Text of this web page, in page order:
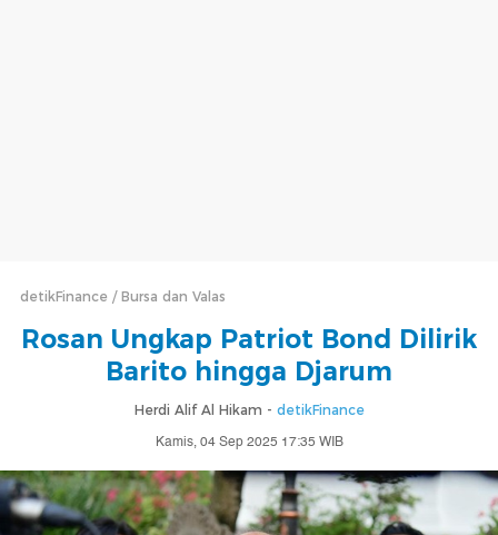
detikFinance Bursa dan Valas
Rosan Ungkap Patriot Bond Dilirik
Barito hingga Djarum
Herdi Alif Al Hikam - detikFinance
Kamis, 04 Sep 2025 17:35 WIB